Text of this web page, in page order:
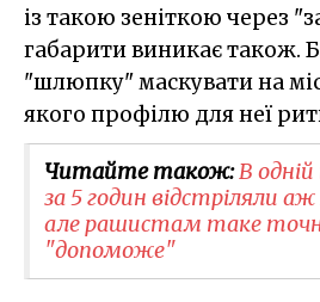
із такою зеніткою через
габарити виникає також.
"шлюпку" маскувати на
якого профілю для неї
Читайте також:В одній
за 5 годин відстріляли аж
але рашистам таке
"допоможе"